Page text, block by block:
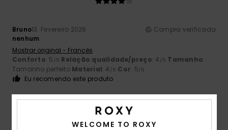
Bruno13. Fevereiro 2026
Compra verificada
nenhum
Mostrar original - Francês
Conforto: 5 /5 Relação qualidade/preço: 4 /5 Tamanho:
Tamanho perfeito Material: 4 /5 Cor: 5/5
Eu recomendo este produto
2/5
WELCOME TO ROXY